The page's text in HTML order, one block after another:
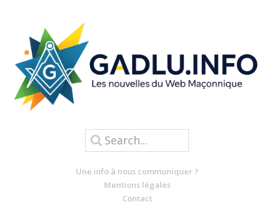
Une info à nous communiquer ?
Mentions légales
Contact